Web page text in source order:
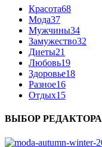
Красота68
Мода37
Мужчины34
Замужество32
Диеты21
Любовь19
Здоровье18
Разное16
Отдых15
ВЫБОР РЕДАКТОРА